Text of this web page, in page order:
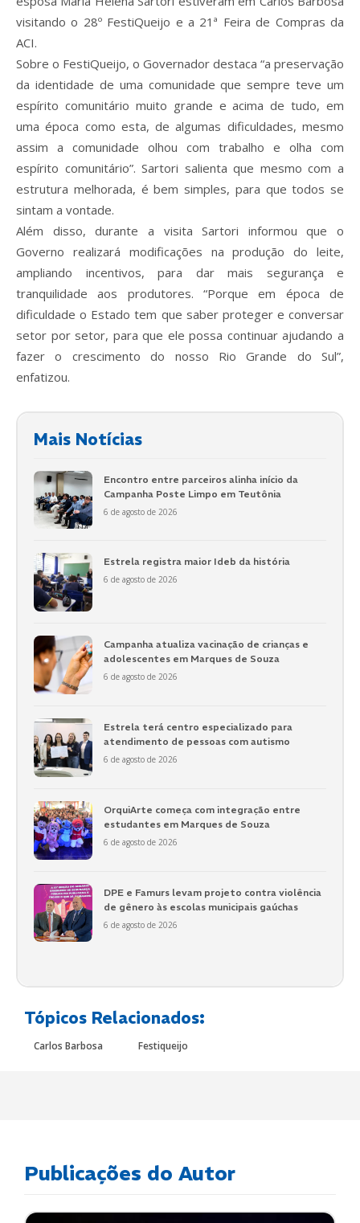
visitando o 28º FestiQueijo e a 21ª Feira de Compras da
ACI.
Sobre o FestiQueijo, o Governador destaca “a preservação
da identidade de uma comunidade que sempre teve um
espírito comunitário muito grande e acima de tudo, em
uma época como esta, de algumas dificuldades, mesmo
assim a comunidade olhou com trabalho e olha com
espírito comunitário”. Sartori salienta que mesmo com a
estrutura melhorada, é bem simples, para que todos se
sintam a vontade.
Além disso, durante a visita Sartori informou que o
Governo realizará modificações na produção do leite,
ampliando incentivos, para dar mais segurança e
tranquilidade aos produtores. “Porque em época de
dificuldade o Estado tem que saber proteger e conversar
setor por setor, para que ele possa continuar ajudando a
fazer o crescimento do nosso Rio Grande do Sul”,
enfatizou.
Mais Notícias
Encontro entre parceiros alinha início da
Campanha Poste Limpo em Teutônia
6 de agosto de 2026
Estrela registra maior Ideb da história
6 de agosto de 2026
Campanha atualiza vacinação de crianças e
adolescentes em Marques de Souza
6 de agosto de 2026
Estrela terá centro especializado para
atendimento de pessoas com autismo
6 de agosto de 2026
OrquiArte começa com integração entre
estudantes em Marques de Souza
6 de agosto de 2026
DPE e Famurs levam projeto contra violência
de gênero às escolas municipais gaúchas
6 de agosto de 2026
Tópicos Relacionados:
Carlos Barbosa Festiqueijo
Publicações do Autor